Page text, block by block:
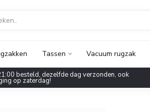
Tassen Vacuum rugzak
besteld, dezelfde dag verzonden, ook
op zaterdag!